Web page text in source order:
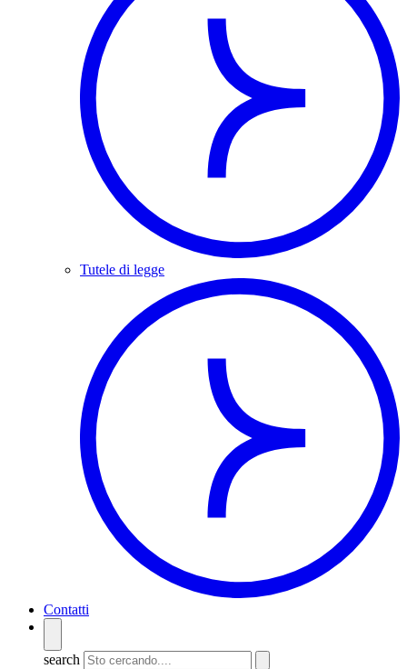
Tutele di legge
Contatti
search